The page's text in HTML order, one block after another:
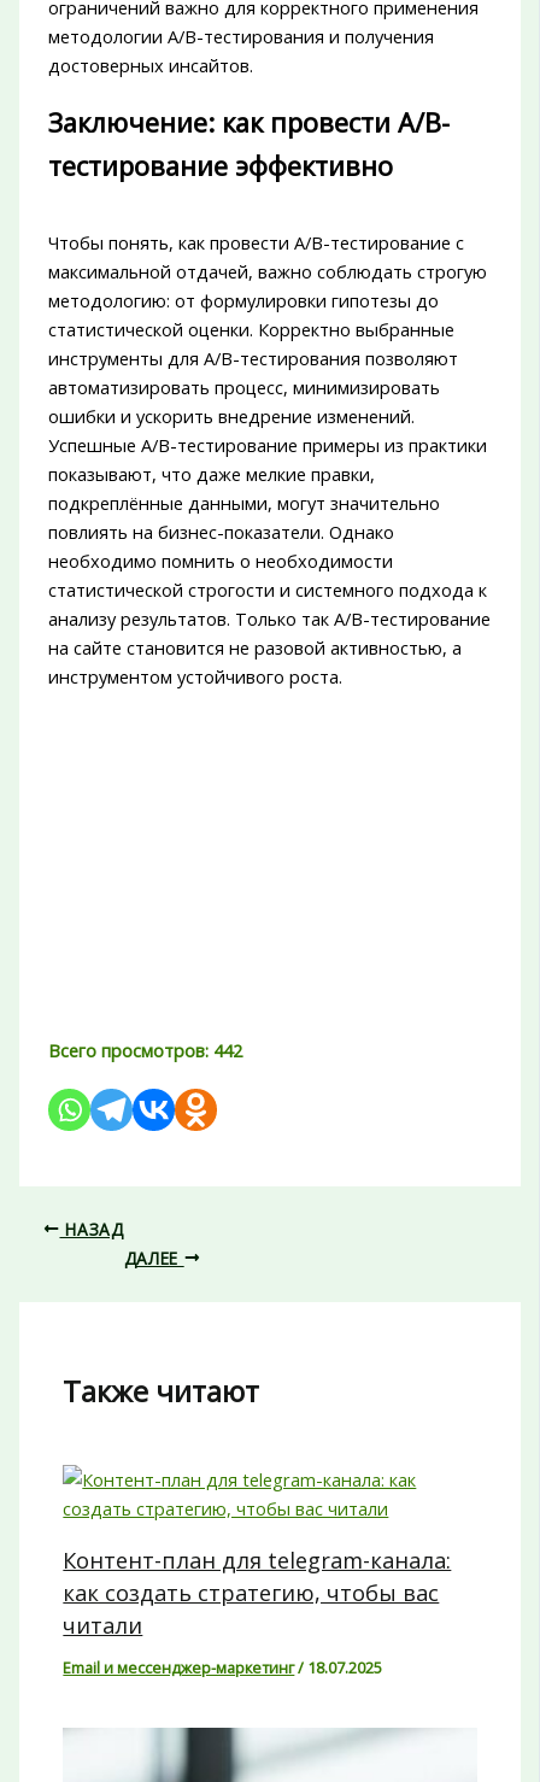
ограничений важно для корректного применения
методологии A/B-тестирования и получения
достоверных инсайтов.
Заключение: как провести A/B-
тестирование эффективно
Чтобы понять, как провести A/B-тестирование с
максимальной отдачей, важно соблюдать строгую
методологию: от формулировки гипотезы до
статистической оценки. Корректно выбранные
инструменты для A/B-тестирования позволяют
автоматизировать процесс, минимизировать
ошибки и ускорить внедрение изменений.
Успешные A/B-тестирование примеры из практики
показывают, что даже мелкие правки,
подкреплённые данными, могут значительно
повлиять на бизнес-показатели. Однако
необходимо помнить о необходимости
статистической строгости и системного подхода к
анализу результатов. Только так A/B-тестирование
на сайте становится не разовой активностью, а
инструментом устойчивого роста.
Всего просмотров: 442
НАЗАД
ДАЛЕЕ
Также читают
Контент-план для telegram-канала:
как создать стратегию, чтобы вас
читали
Email и мессенджер-маркетинг/ 18.07.2025